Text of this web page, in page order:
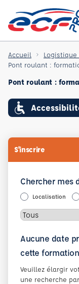
Accueil
Pont roulant :
Pont roulant :
S'inscrire
Chercher mes
Localisation
Aucune date
cette
Veuillez élargir
une recherche